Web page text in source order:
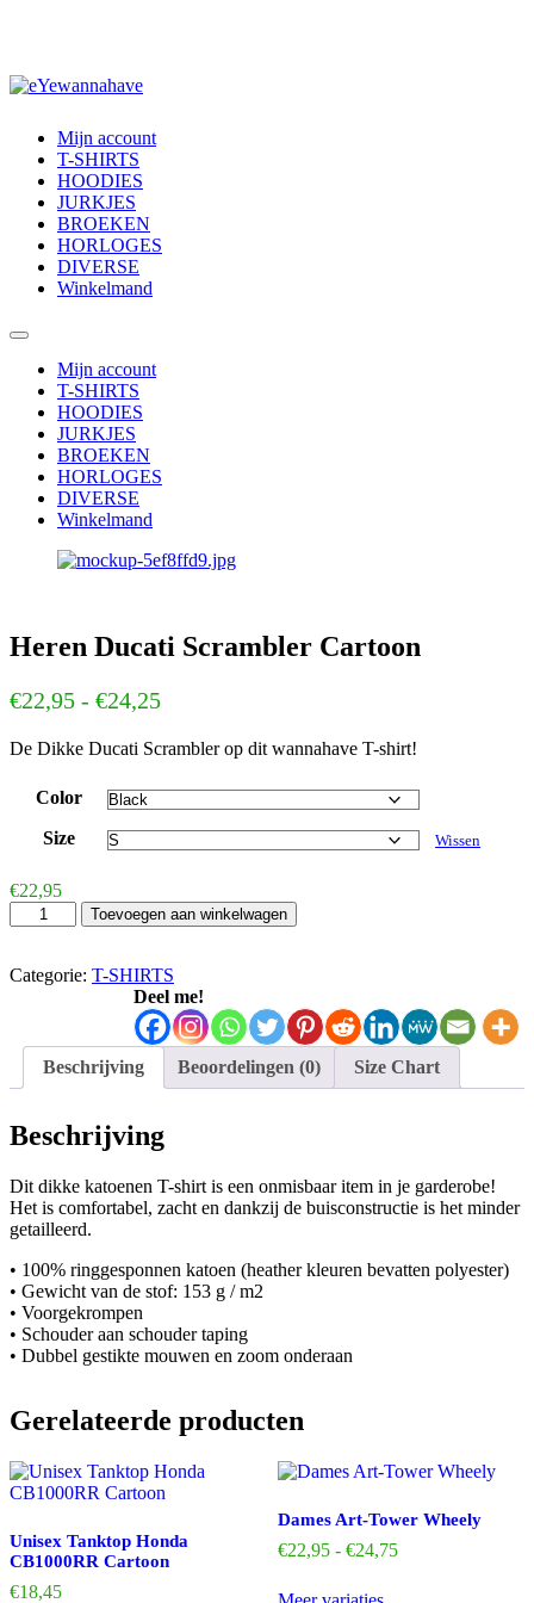
Mijn account
T-SHIRTS
HOODIES
JURKJES
BROEKEN
HORLOGES
DIVERSE
Winkelmand
Mijn account
T-SHIRTS
HOODIES
JURKJES
BROEKEN
HORLOGES
DIVERSE
Winkelmand
Heren Ducati Scrambler Cartoon
€22,95 - €24,25Prijsklasse:
tot
De Dikke Ducati Scrambler op dit wannahave T-shirt!
Color
Size
Wissen
€22,95
Heren
Ducati
Cartoon
Toevoegen aan winkelwagen
Categorie: T-SHIRTS
Deel me!
Beschrijving Beoordelingen (0) Size Chart
Beschrijving
Dit dikke katoenen T-shirt is een onmisbaar item in je garderobe!
Het is comfortabel, zacht en dankzij de buisconstructie is het minder
getailleerd.
• 100% ringgesponnen katoen (heather kleuren bevatten polyester)
• Gewicht van de stof: 153 g / m2
• Voorgekrompen
• Schouder aan schouder taping
• Dubbel gestikte mouwen en zoom onderaan
Gerelateerde producten
Unisex Tanktop Honda
CB1000RR Cartoon
€18,45
Dames Art-Tower Wheely
€22,95 - €24,75Prijsklasse: